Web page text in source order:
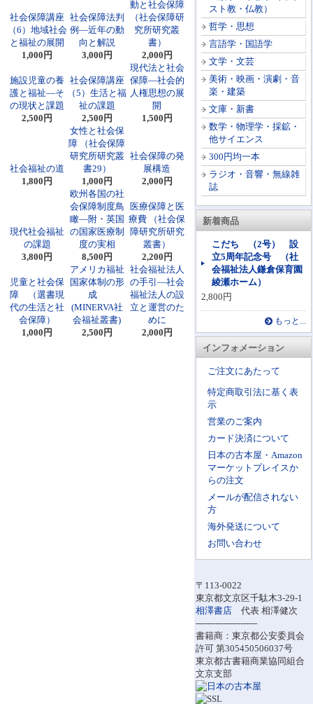
スト教・仏教）
哲学・思想
言語学・国語学
文学・文芸
美術・映画・演劇・音
楽・建築
文庫・新書
数学・物理学・採鉱・
他サイエンス
300円均一本
ラジオ・音響・無線雑
誌
新着商品
こだち （2号） 設
立5周年記念号 （社
会福祉法人鎌倉保育園
綾瀬ホーム）
2,800円
もっと...
インフォメーション
ご注文にあたって
特定商取引法に基く表
示
営業のご案内
カード決済について
日本の古本屋・Amazon
マーケットプレイスか
らの注文
メールが配信されない
方
海外発送について
お問い合わせ
〒113-0022
東京都文京区千駄木3-29-1
相澤書店 代表 相澤健次
----------------------
書籍商：東京都公安委員会
許可 第305450506037号
東京都古書籍商業協同組合
文京支部
社会保障講座
（6）地域社会
と福祉の展開
1,000円
社会保障法判
例―近年の動
向と解説
3,000円
動と社会保障
（社会保障研
究所研究叢
書）
2,000円
施設児童の養
護と福祉―そ
の現状と課題
2,500円
社会保障講座
（5）生活と福
祉の課題
2,500円
現代法と社会
保障―社会的
人権思想の展
開
1,500円
社会福祉の道
1,800円
女性と社会保
障 （社会保障
研究所研究叢
書29）
1,000円
社会保障の発
展構造
2,000円
現代社会福祉
の課題
3,800円
欧州各国の社
会保障制度鳥
瞰―附・英国
の国家医療制
度の実相
8,500円
医療保障と医
療費 （社会保
障研究所研究
叢書）
2,200円
児童と社会保
障 （選書現
代の生活と社
会保障）
1,000円
アメリカ福祉
国家体制の形
成
(MINERVA社
会福祉叢書)
2,500円
社会福祉法人
の手引―社会
福祉法人の設
立と運営のた
めに
2,000円